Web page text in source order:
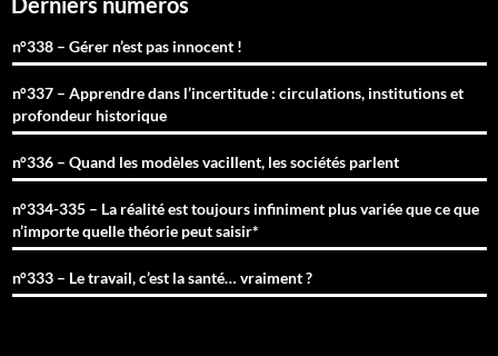
n°338 – Gérer n’est pas innocent !
n°337 – Apprendre dans l’incertitude : circulations, institutions et
profondeur historique
n°336 – Quand les modèles vacillent, les sociétés parlent
n°334-335 – La réalité est toujours infiniment plus variée que ce que
n’importe quelle théorie peut saisir*
n°333 – Le travail, c’est la santé… vraiment ?